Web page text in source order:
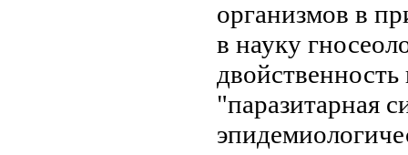
организмов в
в науку
двойственность
"паразитарная